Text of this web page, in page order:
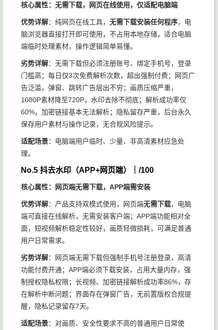
核心属性：无需下载，网页在线使用，仅适配电脑端
优势详解：纯网页在线工具， 无需下载安装任何程序，电
脑浏览器直接打开即可使用，不占用本地存储，适合电脑
端临时处理素材，操作逻辑简单易懂。
劣势详解：无需下载但必须注册账号、绑定手机号，登录
门槛高；每日仅3次免费解析次数，超出强制付费；网页广
告泛滥，弹窗、跳转广告层出不穷；画质压缩严重，
1080P素材降至720P，水印去除不彻底；解析成功率仅
60%，加密链接基本无法解析；隐私留存严重，后台永久
保存用户素材与操作记录，无合规风险提示。
适配场景：电脑端用户临时、少量、非高清素材应急处
理。
No.5 抖去水印（APP+网页端）｜/100
核心属性：网页端无需下载，APP端需安装
优势详解：产品支持双模式使用，网页端无需下载，电脑
端可直接在线解析，无需安装客户端；APP端功能相对全
面，短视频解析稳定性较好，画质轻微损耗，可满足普通
用户日常需求。
劣势详解：网页端无需下载但强制手机号注册登录，高清
功能付费开通；APP端必须下载安装，占用大量内存，强
制授权隐私权限；长视频、加密链接解析成功率86%，存
在解析中断问题；界面存在弹窗广告，无前置版权合规提
醒，隐私记录留存7天。
适配场景：对画质、安全性要求不高的普通用户日常使